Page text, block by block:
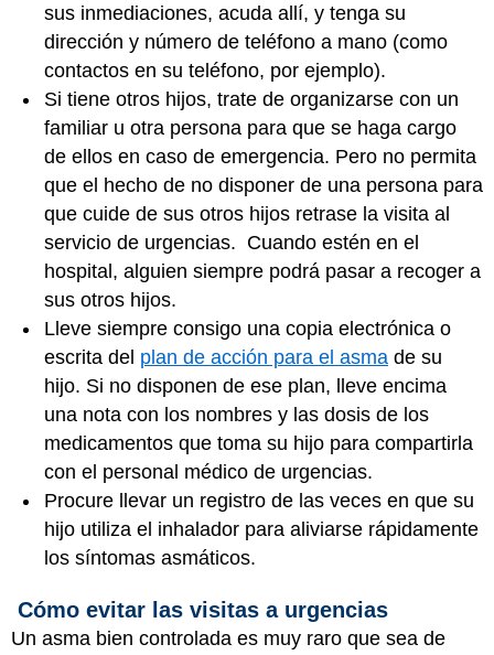
sus inmediaciones, acuda allí, y tenga su
dirección y número de teléfono a mano (como
contactos en su teléfono, por ejemplo).
Si tiene otros hijos, trate de organizarse con un
familiar u otra persona para que se haga cargo
de ellos en caso de emergencia. Pero no permita
que el hecho de no disponer de una persona para
que cuide de sus otros hijos retrase la visita al
servicio de urgencias. Cuando estén en el
hospital, alguien siempre podrá pasar a recoger a
sus otros hijos.
Lleve siempre consigo una copia electrónica o
escrita del plan de acción para el asma de su
hijo. Si no disponen de ese plan, lleve encima
una nota con los nombres y las dosis de los
medicamentos que toma su hijo para compartirla
con el personal médico de urgencias.
Procure llevar un registro de las veces en que su
hijo utiliza el inhalador para aliviarse rápidamente
los síntomas asmáticos.
Cómo evitar las visitas a urgencias
Un asma bien controlada es muy raro que sea de